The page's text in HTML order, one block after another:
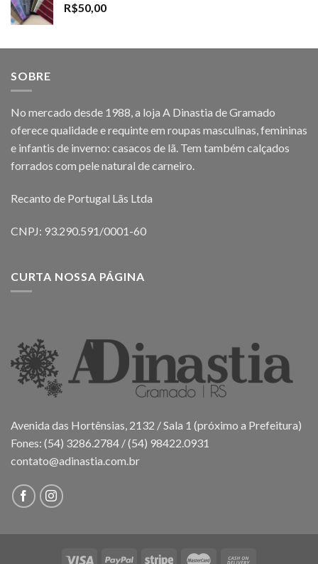
R$50,00
SOBRE
No mercado desde 1988, a loja A Dinastia de Gramado
oferece qualidade e requinte em roupas masculinas, femininas
e infantis de inverno: casacos de lã. Tem também calçados
forrados com pele natural de carneiro.
Recanto de Portugal Lãs Ltda
CNPJ: 93.290.591/0001-60
CURTA NOSSA PÁGINA
Avenida das Hortênsias, 2132 / Sala 1 (próximo a Prefeitura)
Fones: (54) 3286.2784 / (54) 98422.0931
contato@adinastia.com.br